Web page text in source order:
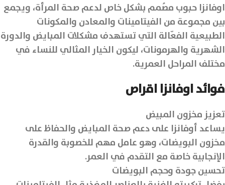
اوفانزا حبوب مصُمم بشكل خاص لدعم صحة المرأة، ويجمع
بين مجموعة من الفيتامينات والمعادن والمكونات
الطبيعية الفعّالة التي تستهدف مشكلات المبايض والدورة
الشهرية والهرمونات، ليكون الخيار المثالي للنساء في
مختلف المراحل العمرية.
فوائد اوفانزا اقراص
تعزيز مخزون المبيض
يساعد أوفانزا على دعم صحة المبايض والحفاظ على
مخزون البويضات، وهو عامل مهم للخصوبة والقدرة
الإنجابية خاصة مع التقدم في العمر.
تحسين جودة وحجم البويضات